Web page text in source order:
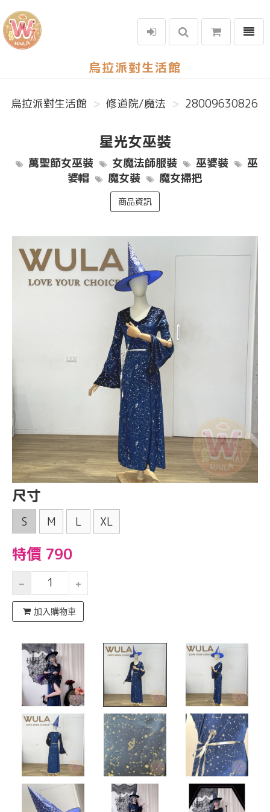
烏拉派對生活館
選單
烏拉派對生活館 修道院/魔法 28009630826
星光女巫裝
萬聖節女巫裝 女魔法師服裝 巫婆裝
巫
婆帽
魔女裝 魔女掃把
商品資訊
尺寸
S M L XL
特價 790
加入購物車